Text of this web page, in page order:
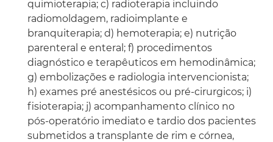
quimioterapia; c) radioterapia incluindo
radiomoldagem, radioimplante e
branquiterapia; d) hemoterapia; e) nutrição
parenteral e enteral; f) procedimentos
diagnóstico e terapêuticos em hemodinâmica;
g) embolizações e radiologia intervencionista;
h) exames pré anestésicos ou pré-cirurgicos; i)
fisioterapia; j) acompanhamento clínico no
pós-operatório imediato e tardio dos pacientes
submetidos a transplante de rim e córnea,